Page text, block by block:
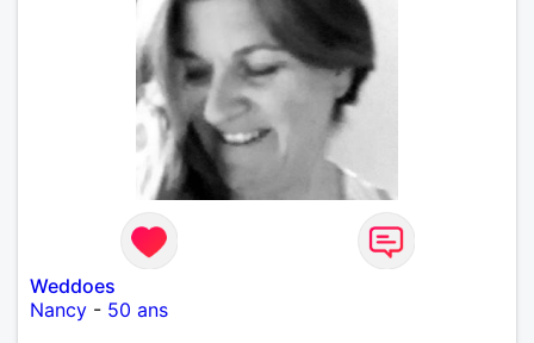
Weddoes
Nancy - 50 ans